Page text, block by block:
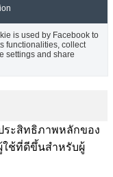
is used by Facebook to
functionalities, collect
settings and share
ระสิทธิภาพหลักของ
ใช้ที่ดีขึ้นสำหรับผู้